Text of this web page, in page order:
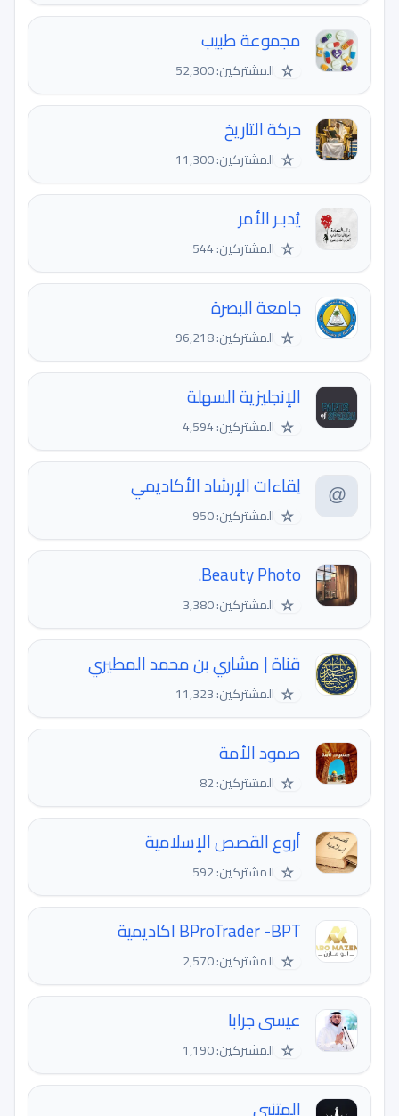
مجموعة طبيب
☆ المشتركين: 52,300
حركة التاريخ
☆ المشتركين: 11,300
يُدبـر الأمر
☆ المشتركين: 544
جامعة البصرة
☆ المشتركين: 96,218
الإنجليزية السهلة
☆ المشتركين: 4,594
لِقاءات الإرشاد الأكاديمي
☆ المشتركين: 950
Beauty Photo.
☆ المشتركين: 3,380
قناة | مشاري بن محمد المطيري
☆ المشتركين: 11,323
صمود الأمة
☆ المشتركين: 82
أروع القصص الإسلامية
☆ المشتركين: 592
BProTrader -BPT اكاديمية
☆ المشتركين: 2,570
عيسى جرابا
☆ المشتركين: 1,190
المتنبي